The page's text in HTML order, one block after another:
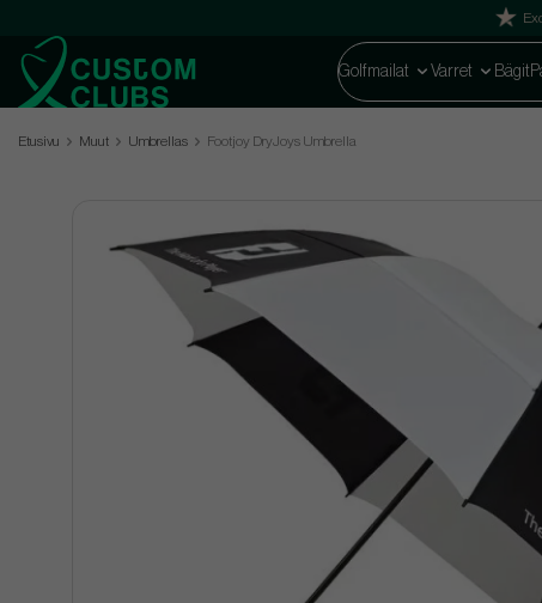
Golfmailat Varret Bägit
Etusivu Muut Umbrellas Footjoy DryJoys Umbrella